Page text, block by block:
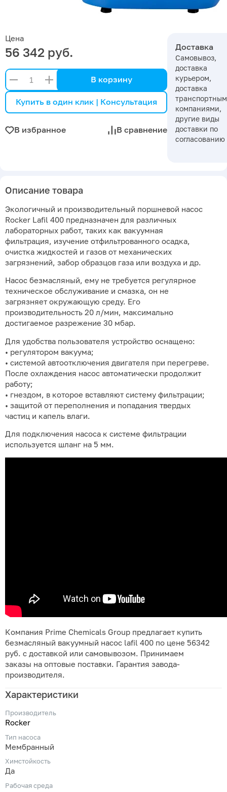
Цена
56 342 руб.
В корзину
Купить в один клик | Консультация
В избранное В сравнение
Доставка
Самовывоз,
доставка
курьером,
доставка
компаниями,
другие виды
доставки по
согласованию
Описание товара
Экологичный и производительный поршневой насос
Rocker Lafil 400 предназначен для различных
лабораторных работ, таких как вакуумная
фильтрация, изучение отфильтрованного осадка,
очистка жидкостей и газов от механических
загрязнений, забор образцов газа или воздуха и др.
Насос безмасляный, ему не требуется регулярное
техническое обслуживание и смазка, он не
загрязняет окружающую среду. Его
производительность 20 л/мин, максимально
достигаемое разрежение 30 мбар.
Для удобства пользователя устройство оснащено:
• регулятором вакуума;
• системой автоотключения двигателя при перегреве.
После охлаждения насос автоматически продолжит
работу;
• гнездом, в которое вставляют систему фильтрации;
• защитой от переполнения и попадания твердых
частиц и капель влаги.
Для подключения насоса к системе фильтрации
используется шланг на 5 мм.
Компания Prime Chemicals Group предлагает купить
безмасляный вакуумный насос lafil 400 по цене 56342
руб. с доставкой или самовывозом. Принимаем
заказы на оптовые поставки. Гарантия завода-
производителя.
Характеристики
Производитель
Rocker
Тип насоса
Мембранный
Химстойкость
Да
Рабочая среда